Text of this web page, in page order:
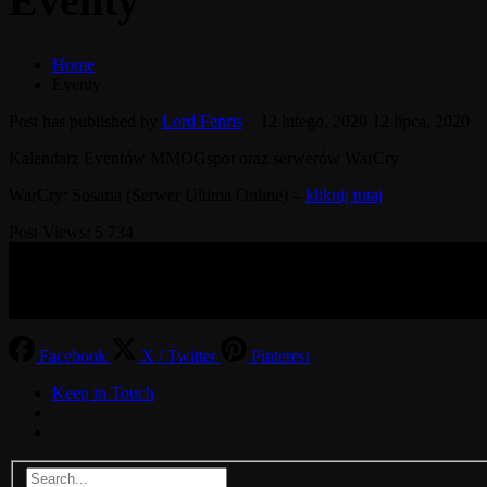
Home
Lord Fenris
kliknij tutaj
Facebook X / Twitter
Pinterest
Keep in Touch